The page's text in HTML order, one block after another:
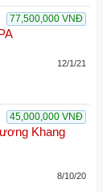
77,500,000 VNĐ
12/1/21
45,000,000 VNĐ
Khang
8/10/20